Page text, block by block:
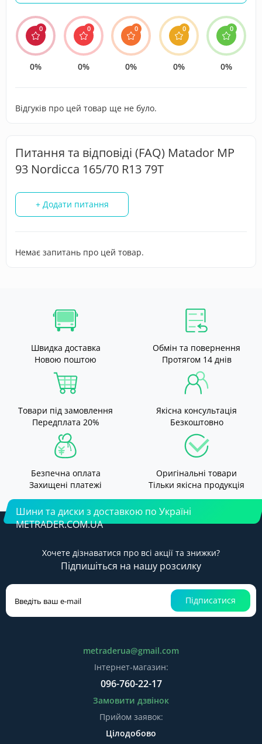
0
0%
0
0%
0
0%
0
0%
0
0%
Відгуків про цей товар ще не було.
Питання та відповіді (FAQ) Matador MP
93 Nordicca 165/70 R13 79T
+ Додати питання
Немає запитань про цей товар.
Швидка доставка
Новою поштою
Обмін та повернення
Протягом 14 днів
Товари під замовлення
Передплата 20%
Якісна консультація
Безкоштовно
Безпечна оплата
Захищені платежі
Оригінальні товари
Тільки якісна продукція
Шини та диски з доставкою по Україні
METRADER.COM.UA
Хочете дізнаватися про всі акції та знижки?
Підпишіться на нашу розсилку
Підписатися
metraderua@gmail.com
Інтернет-магазин:
096-760-22-17
Замовити дзвінок
Прийом заявок:
Цілодобово